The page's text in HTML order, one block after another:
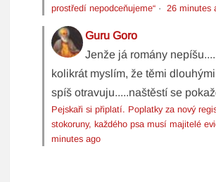
prostředí nepodceňujeme“ ·26 minutes
Guru Goro
Jenže já romány
kolikrát myslím, že těmi
spíš otravuju.....naštěstí se
Pejskaři si připlatí. Poplatky za nový
stokoruny, každého psa musí majitelé
minutes ago